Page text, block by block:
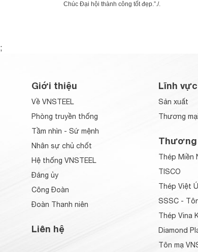
Chúc Đại hội thành công tốt đẹp.”./.
;
Giới thiệu
Về VNSTEEL
Phòng truyền thống
Tầm nhìn - Sứ mệnh
Nhân sự chủ chốt
Hệ thống VNSTEEL
Đảng ủy
Công Đoàn
Đoàn Thanh niên
Liên hệ
Lĩnh
Sản xuất
Thương
Thương
Thép Miền
TISCO
Thép Việt
SSSC -
Thép Vina
Diamond
Tôn mạ